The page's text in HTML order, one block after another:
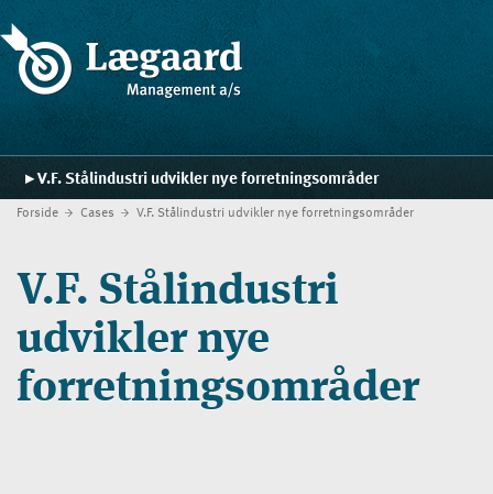
V.F. Stålindustri udvikler nye forretningsområder
Ydelser
Strategiskolen
Blog
Cases
Forside Cases V.F. Stålindustri udvikler nye forretningsområder
V.F. Stålindustri
udvikler nye
forretningsområder